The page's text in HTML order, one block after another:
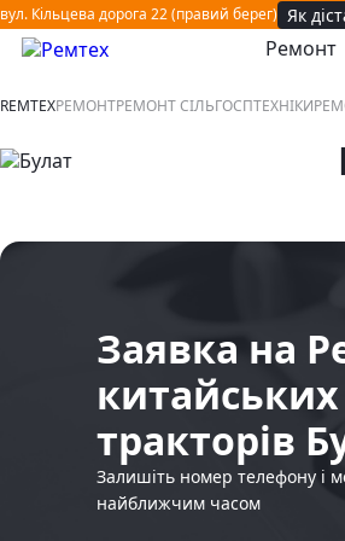
вул. Кільцева дорога 22 (правий берег) Як
відкрити або закрити навігаційне
Ремонт
REMTEXРЕМОНТРЕМОНТ СІЛЬГОСПТЕХНІКИ
Заявка на
китайських
тракторів
Залишіть номер телефону і
найближчим часом